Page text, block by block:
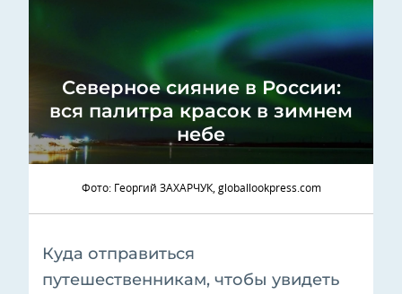
Северное сияние в России:
вся палитра красок в зимнем
небе
Фото: Георгий ЗАХАРЧУК, globallookpress.com
Куда отправиться
путешественникам, чтобы увидеть